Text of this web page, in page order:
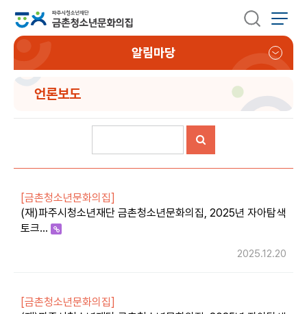
알림마당
언론보도
[금촌청소년문화의집]
(재)파주시청소년재단 금촌청소년문화의집, 2025년 자아탐색
토크…
2025.12.20
[금촌청소년문화의집]